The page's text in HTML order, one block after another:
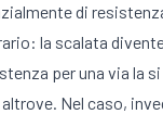
di
la scalata
per una via
Nel caso,